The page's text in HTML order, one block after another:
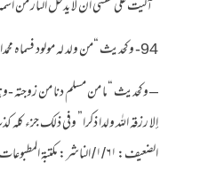
“آليت على نفسي أن لا يدخل النار من اسمه
94- وكحديث “من ولد له مولود فسماه محمدا تبركا به كان هو والولد في الجنة”.
– وكحديث “ما من مسلم دنا من زوجته -
إلا رزقه الله ولدا ذكرا” وفي ذلك جزء كله
الضعیف: ۱/۶۱/ الناشر: مكتبة المطبوعات الإسلامية، حلب)